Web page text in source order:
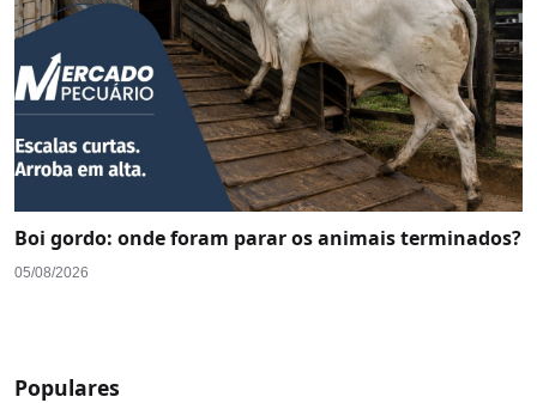
Boi gordo: onde foram parar os animais terminados?
05/08/2026
Populares